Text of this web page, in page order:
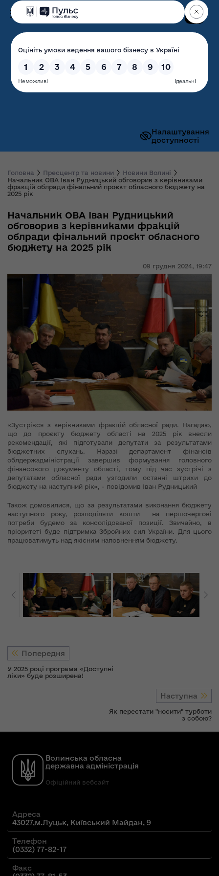
Налаштування
доступності
Волинська обласна
державна адміністрація
Головна Пресцентр та новини
Новини Волині
Начальник ОВА Іван Рудницький обговорив з керівниками
фракцій облради фінальний проєкт обласного бюджету на
2025 рік
09 грудня 2024, 19:47
Начальник ОВА Іван Рудницький
обговорив з керівниками фракцій
облради фінальний проєкт обласного
бюджету на 2025 рік
«Зустрівся з керівниками фракцій обласної ради. Нагадаю,
що до проєкту бюджету області на 2025 рік внесли
рекомендації, які підготували депутати за результатами
бюджетних слухань. Наразі департамент фінансів
облдержадміністрації завершив формування головного
фінансового документу області, тому під час зустрічі з
депутатами обласної ради узгодили останні штрихи до
бюджету на наступний рік», - повідомив Іван Рудницький
Також домовилися, що за результатами виконання бюджету
наступного року, розподіляти кошти на першочергові
потреби будемо за консолідованої позиції. Звичайно, в
пріоритеті буде підтримка Збройних сил України. Для цього
працюватимуть над якісним наповненням бюджету.
Попередня
У 2025 році програма «Доступні
ліки» буде розширена!
Наступна
Як перестати "носити" турботи
з собою?
Волинська обласна
державна адміністрація
Офіційний вебсайт
Адреса
43027,м.Луцьк, Київський Майдан, 9
Телефон
(0332) 77-82-17
Факс